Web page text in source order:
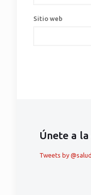
Sitio web
Únete a
Tweets by